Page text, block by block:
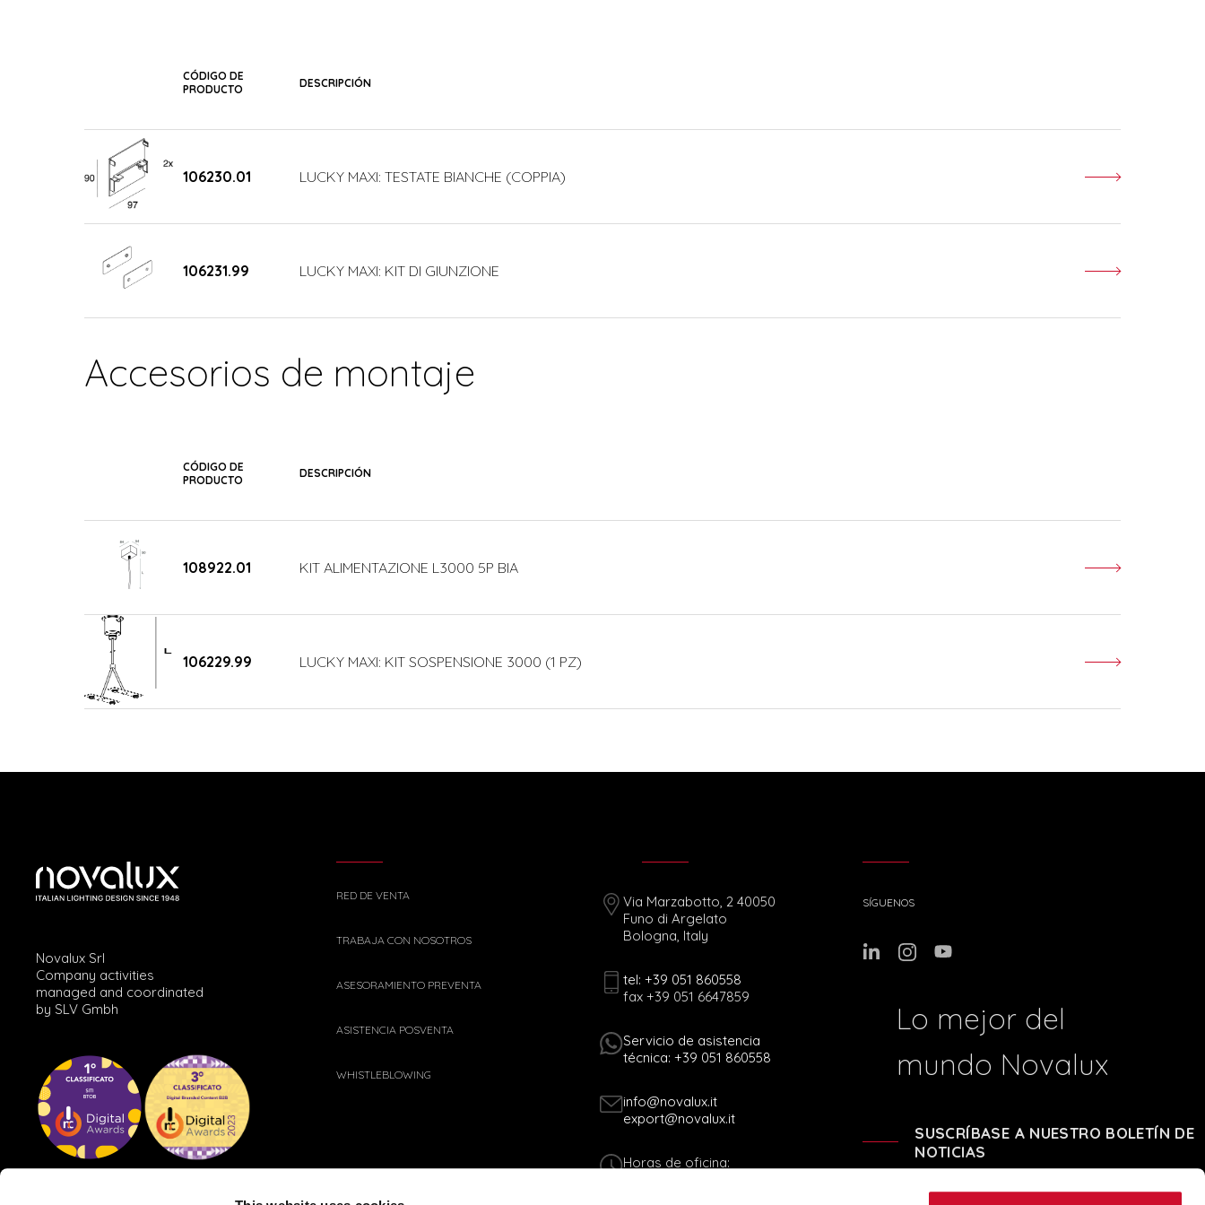
CÓDIGO DE
PRODUCTO
DESCRIPCIÓN
106230.01 LUCKY MAXI: TESTATE BIANCHE (COPPIA)
106231.99 LUCKY MAXI: KIT DI GIUNZIONE
Accesorios de montaje
CÓDIGO DE
PRODUCTO
DESCRIPCIÓN
108922.01 KIT ALIMENTAZIONE L3000 5P BIA
106229.99 LUCKY MAXI: KIT SOSPENSIONE 3000 (1 PZ)
Novalux Srl
Company activities
managed and coordinated
by SLV Gmbh
RED DE VENTA
TRABAJA CON NOSOTROS
ASESORAMIENTO PREVENTA
ASISTENCIA POSVENTA
WHISTLEBLOWING
Via Marzabotto, 2 40050
Funo di Argelato
Bologna, Italy
tel: +39 051 860558
fax +39 051 6647859
Servicio de asistencia
técnica: +39 051 860558
info@novalux.it
export@novalux.it
Horas de oficina:
SÍGUENOS
Lo mejor del
mundo Novalux
SUSCRÍBASE A NUESTRO BOLETÍN DE
NOTICIAS